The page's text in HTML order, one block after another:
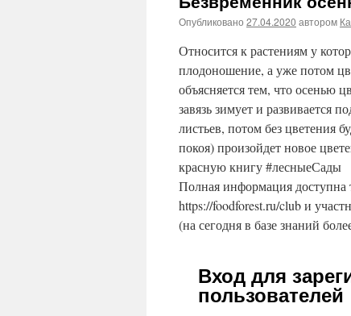
Опубликовано 27.04.2020 автором
Относится к растениям у
плодоношение, а уже потом
объясняется тем, что осенью
завязь зимует и развивается
листьев, потом без цветения
покоя) произойдет новое
красную книгу #лесныеСады
Полная информация доступна
https://foodforest.ru/club и
(на сегодня в базе знаний
Вход для
пользователей